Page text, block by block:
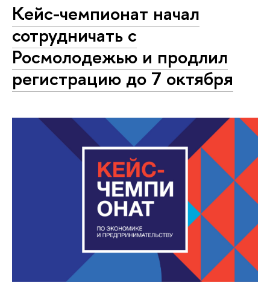
Кейс-чемпионат начал
сотрудничать с
Росмолодежью и продлил
регистрацию до 7 октября